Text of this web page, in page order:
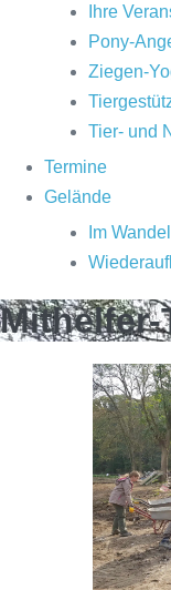
Ihre
Pony-
Ziegen-
Tier- und
Termine
Gelände
Im
Mithelfer-